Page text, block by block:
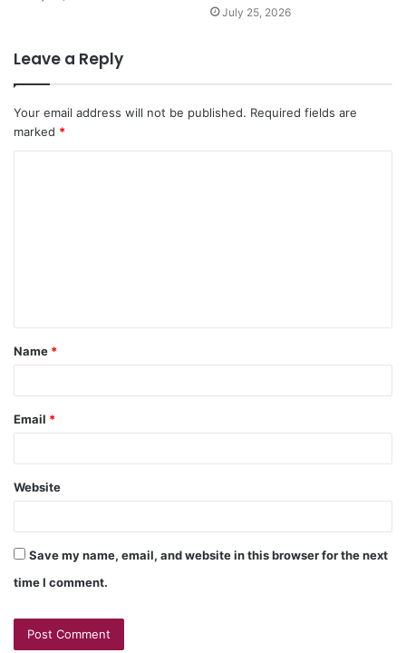
July 25, 2026
Leave a Reply
Your email address will not be published. Required fields are
marked *
Name *
Email *
Website
Save my name, email, and website in this browser for the next
time I comment.